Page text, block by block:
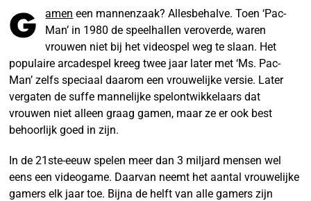
G amen een mannenzaak? Allesbehalve. Toen ‘Pac-
Man’ in 1980 de speelhallen veroverde, waren
vrouwen niet bij het videospel weg te slaan. Het
populaire arcadespel kreeg twee jaar later met ‘Ms. Pac-
Man’ zelfs speciaal daarom een vrouwelijke versie. Later
vergaten de suffe mannelijke spelontwikkelaars dat
vrouwen niet alleen graag gamen, maar ze er ook best
behoorlijk goed in zijn.
In de 21ste-eeuw spelen meer dan 3 miljard mensen wel
eens een videogame. Daarvan neemt het aantal vrouwelijke
gamers elk jaar toe. Bijna de helft van alle gamers zijn